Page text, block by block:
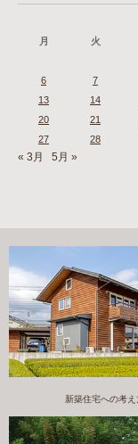
月
火
6
7
13
14
20
21
27
28
« 3月 5月 »
新築住宅への考え